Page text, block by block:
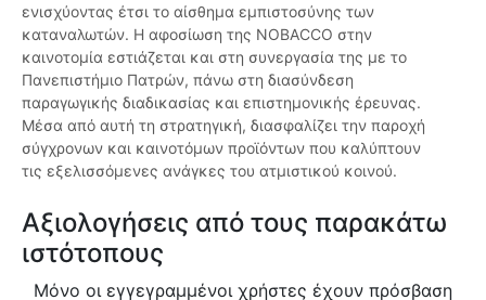
ενισχύοντας έτσι το αίσθημα εμπιστοσύνης των
καταναλωτών. Η αφοσίωση της NOBACCO στην
καινοτομία εστιάζεται και στη συνεργασία της με το
Πανεπιστήμιο Πατρών, πάνω στη διασύνδεση
παραγωγικής διαδικασίας και επιστημονικής έρευνας.
Μέσα από αυτή τη στρατηγική, διασφαλίζει την παροχή
σύγχρονων και καινοτόμων προϊόντων που καλύπτουν
τις εξελισσόμενες ανάγκες του ατμιστικού κοινού.
Αξιολογήσεις από τους παρακάτω
ιστότοπους
Μόνο οι εγγεγραμμένοι χρήστες έχουν πρόσβαση